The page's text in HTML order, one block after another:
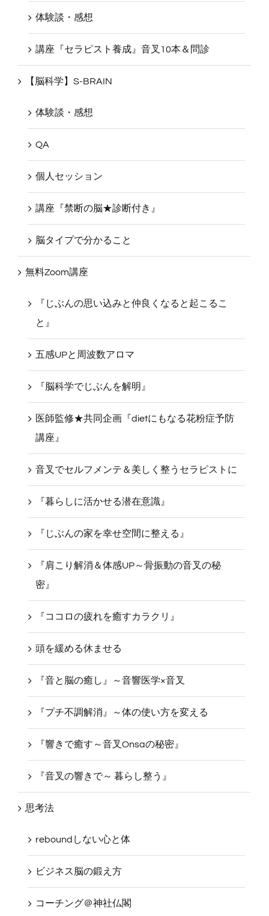
QA
体験談・感想
講座『セラピスト養成』音叉10本＆問診
体験談・感想
QA
個人セッション
講座『禁断の脳★診断付き』
脳タイプで分かること
『じぶんの思い込みと仲良くなると起こるこ
と』
五感UPと周波数アロマ
『脳科学でじぶんを解明』
医師監修★共同企画『dietにもなる花粉症予防
講座』
音叉でセルフメンテ＆美しく整うセラピストに
『暮らしに活かせる潜在意識』
『じぶんの家を幸せ空間に整える』
『肩こり解消＆体感UP～骨振動の音叉の秘
密』
『ココロの疲れを癒すカラクリ』
頭を緩める休ませる
『音と脳の癒し』～音響医学×音叉
『プチ不調解消』～体の使い方を変える
『響きで癒す～音叉Onsaの秘密』
『音叉の響きで～ 暮らし整う』
reboundしない心と体
ビジネス脳の鍛え方